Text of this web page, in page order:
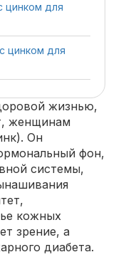
цинком для
цинком для
жизнью,
женщинам
Он
фон,
системы,
кожных
зрение, а
диабета.